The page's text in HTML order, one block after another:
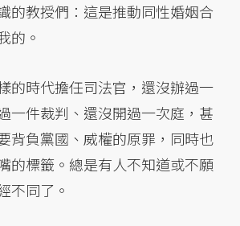
的教授們：這是推動同性婚姻合
的。
的時代擔任司法官，還沒辦過一
一件裁判、還沒開過一次庭，甚
背負黨國、威權的原罪，同時也
的標籤。總是有人不知道或不願
不同了。